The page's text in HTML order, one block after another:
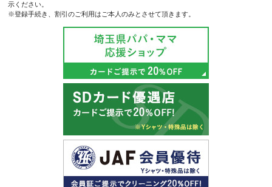
示ください。
※登録手続き、割引のご利用はご本人のみとさせて頂きます。